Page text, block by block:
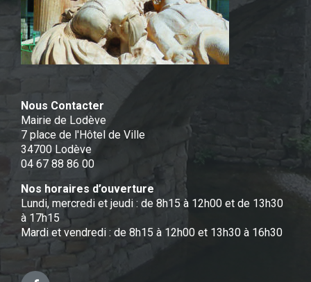
Nous Contacter
Mairie de Lodève
7 place de l'Hôtel de Ville
34700 Lodève
04 67 88 86 00
Nos horaires d’ouverture
Lundi, mercredi et jeudi : de 8h15 à 12h00 et de 13h30
à 17h15
Mardi et vendredi : de 8h15 à 12h00 et 13h30 à 16h30